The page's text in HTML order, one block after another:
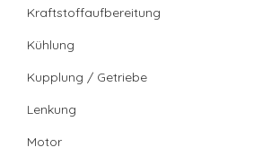
Kraftstoffaufbereitung
Kühlung
Kupplung / Getriebe
Lenkung
Motor